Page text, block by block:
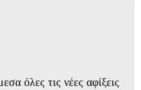
όλες τις νέες αφίξεις